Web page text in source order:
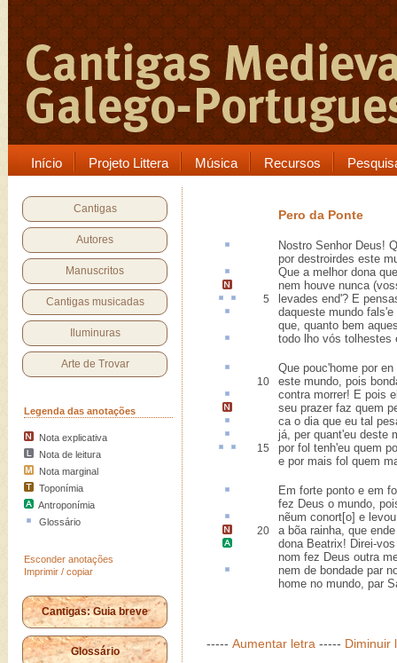
Início Projeto Littera Música Recursos
Cantigas
Autores
Manuscritos
Cantigas musicadas
Iluminuras
Arte de Trovar
Legenda das anotações
Nota explicativa
Nota de leitura
Nota marginal
Toponímia
Antroponímia
Glossário
Esconder anotações
Imprimir / copiar
Cantigas: Guia breve
Glossário
Pero da Ponte
Nostro Senhor Deus!
por destroirdes este
Que a melhor dona
nem houve nunca (
5 levades end'? E
daqueste mundo
que, quanto bem
todo lho vós tolhestes
Que pouc'home por en
10
este mundo, pois
contra morrer! E pois
seu prazer faz quem
cao dia que eu tal
já, per quant'eu deste
15 por fol tenh'eu quem
e por mais fol quem
Em forte ponto e em
fez Deus o mundo,
nẽum conort[o] e
20 a bõa rainha, que
dona Beatrix! Direi-
nom fez Deus outra
nem de bondade par
home no mundo, par
----- Aumentar letra ----- Diminuir